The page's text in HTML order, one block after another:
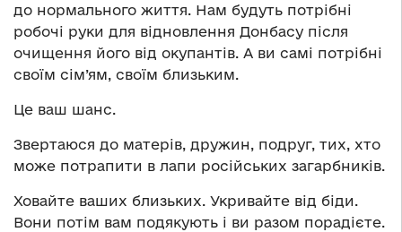
до нормального життя. Нам будуть потрібні
робочі руки для відновлення Донбасу після
очищення його від окупантів. А ви самі потрібні
своїм сім’ям, своїм близьким.
Це ваш шанс.
Звертаюся до матерів, дружин, подруг, тих, хто
може потрапити в лапи російських загарбників.
Ховайте ваших близьких. Укривайте від біди.
Вони потім вам подякують і ви разом порадієте.